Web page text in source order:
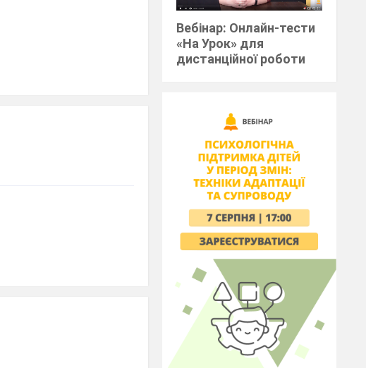
Вебінар: Онлайн-тести
«На Урок» для
дистанційної роботи